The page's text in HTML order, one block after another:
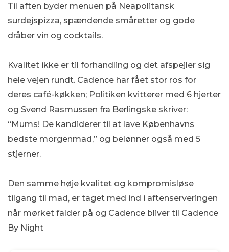
Til aften byder menuen på Neapolitansk
surdejspizza, spændende småretter og gode
dråber vin og cocktails.
Kvalitet ikke er til forhandling og det afspejler sig
hele vejen rundt. Cadence har fået stor ros for
deres café-køkken; Politiken kvitterer med 6 hjerter
og Svend Rasmussen fra Berlingske skriver:
“Mums! De kandiderer til at lave Københavns
bedste morgenmad,” og belønner også med 5
stjerner.
Den samme høje kvalitet og kompromisløse
tilgang til mad, er taget med ind i aftenserveringen
når mørket falder på og Cadence bliver til Cadence
By Night